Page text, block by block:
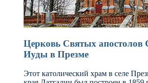
Церковь Святых апостолов
Иуды в Презме
Этот католический храм в селе